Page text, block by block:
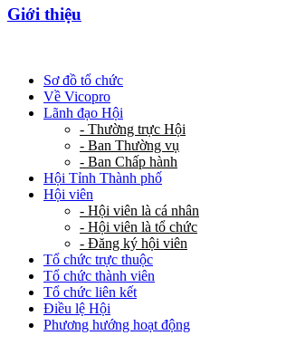
Giới thiệu
Sơ đồ tổ chức
Về Vicopro
Lãnh đạo Hội
- Thường trực Hội
- Ban Thường vụ
- Ban Chấp hành
Hội Tỉnh Thành phố
Hội viên
- Hội viên là cá nhân
- Hội viên là tổ chức
- Đăng ký hội viên
Tổ chức trực thuộc
Tổ chức thành viên
Tổ chức liên kết
Điều lệ Hội
Phương hướng hoạt động